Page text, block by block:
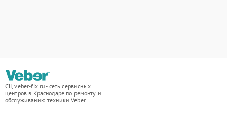
СЦ veber-fix.ru - сеть сервисных
центров в Краснодаре по ремонту и
обслуживанию техники Veber